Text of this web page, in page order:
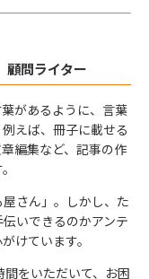
顧問ライター
があるように、言葉
えば、冊子に載せる
編集など、記事の作
さん」。しかし、た
いできるのかアンテ
けています。
をいただいて、お困